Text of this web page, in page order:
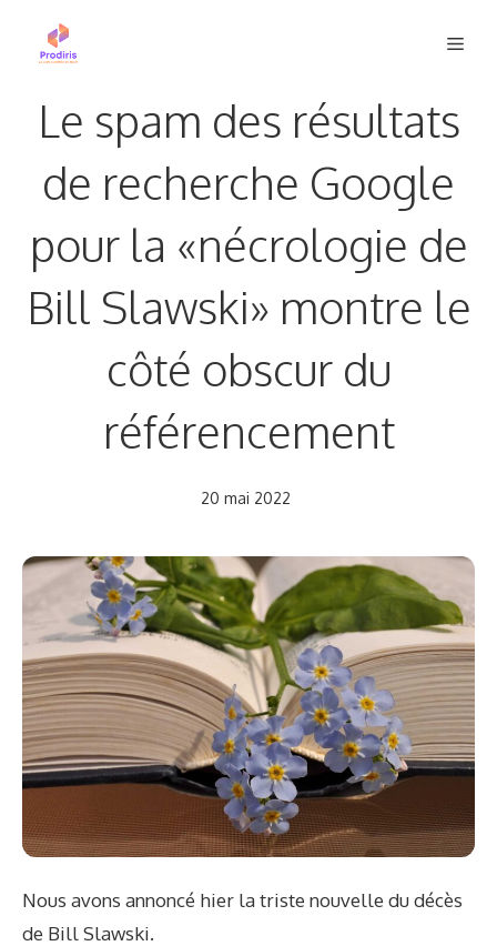
Le spam des résultats
de recherche Google
pour la «nécrologie de
Bill Slawski» montre le
côté obscur du
référencement
20 mai 2022
Nous avons annoncé hier la triste nouvelle du décès
de Bill Slawski.